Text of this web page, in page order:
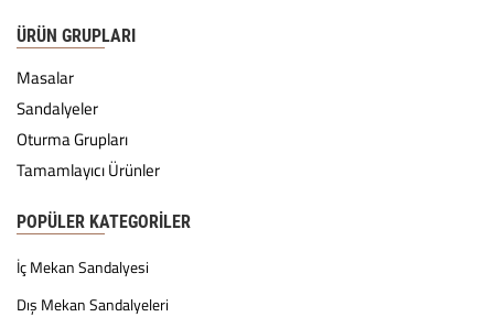
ÜRÜN GRUPLARI
Masalar
Sandalyeler
Oturma Grupları
Tamamlayıcı Ürünler
POPÜLER KATEGORILER
İç Mekan Sandalyesi
Dış Mekan Sandalyeleri